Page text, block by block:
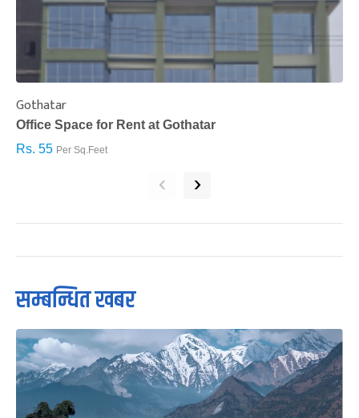
Gothatar
Office Space for Rent at Gothatar
Rs. 55 Per Sq.Feet
‹ ›
सम्बन्धित खबर